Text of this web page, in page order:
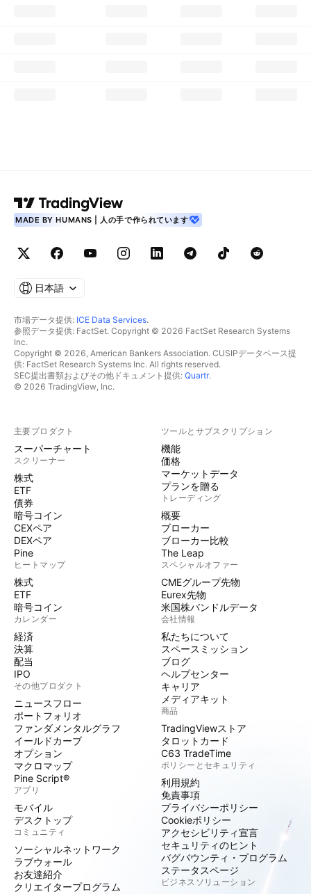
MADE BY HUMANS | 人の手で作られています
日本語
市場データ提供: ICE Data Services.
参照データ提供: FactSet. Copyright © 2026 FactSet Research Systems
Inc.
Copyright © 2026, American Bankers Association. CUSIPデータベース提
供: FactSet Research Systems Inc. All rights reserved.
SEC提出書類およびその他ドキュメント提供: Quartr.
© 2026 TradingView, Inc.
主要プロダクト
スーパーチャート
スクリーナー
株式
ETF
債券
暗号コイン
CEXペア
DEXペア
Pine
ヒートマップ
株式
ETF
暗号コイン
カレンダー
経済
決算
配当
IPO
その他プロダクト
ニュースフロー
ポートフォリオ
ファンダメンタルグラフ
イールドカーブ
オプション
マクロマップ
Pine Script®
アプリ
モバイル
デスクトップ
コミュニティ
ソーシャルネットワーク
ラブウォール
お友達紹介
クリエイタープログラム
ツールとサブスクリプション
機能
価格
マーケットデータ
プランを贈る
トレーディング
概要
ブローカー
ブローカー比較
The Leap
スペシャルオファー
CMEグループ先物
Eurex先物
米国株バンドルデータ
会社情報
私たちについて
スペースミッション
ブログ
ヘルプセンター
キャリア
メディアキット
商品
TradingViewストア
タロットカード
C63 TradeTime
ポリシーとセキュリティ
利用規約
免責事項
プライバシーポリシー
Cookieポリシー
アクセシビリティ宣言
セキュリティのヒント
バグバウンティ・プログラム
ステータスページ
ビジネスソリューション